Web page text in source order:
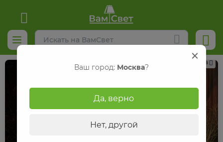
Реклама
Ваш город: Москва?
Да, верно
Нет, другой